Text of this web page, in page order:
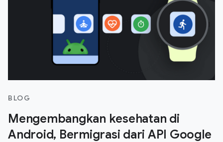
BLOG
Mengembangkan kesehatan di
Android, Bermigrasi dari API Google